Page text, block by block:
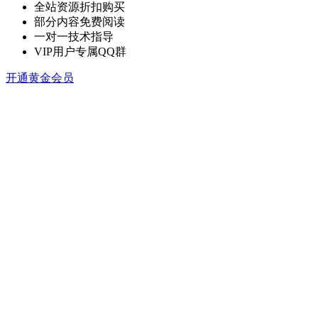
全站资源折扣购买
部分内容免费阅读
一对一技术指导
VIP用户专属QQ群
开通黄金会员